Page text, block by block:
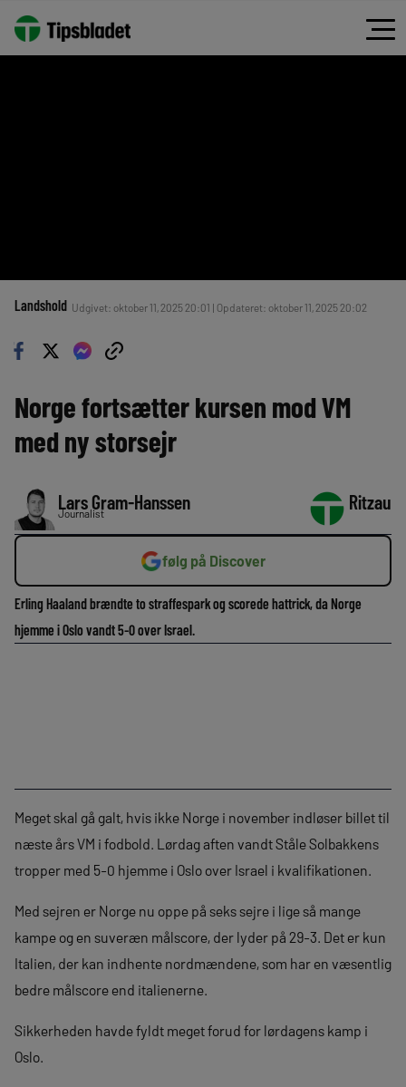
Landshold Udgivet: oktober 11, 2025 20:01 | Opdateret: oktober 11, 2025 20:02
Norge fortsætter kursen mod VM
med ny storsejr
Lars Gram-Hanssen
Journalist Ritzau
følg på Discover
Erling Haaland brændte to straffespark og scorede hattrick, da Norge
hjemme i Oslo vandt 5-0 over Israel.
Meget skal gå galt, hvis ikke Norge i november indløser billet til
næste års VM i fodbold. Lørdag aften vandt Ståle Solbakkens
tropper med 5-0 hjemme i Oslo over Israel i kvalifikationen.
Med sejren er Norge nu oppe på seks sejre i lige så mange
kampe og en suveræn målscore, der lyder på 29-3. Det er kun
Italien, der kan indhente nordmændene, som har en væsentlig
bedre målscore end italienerne.
Sikkerheden havde fyldt meget forud for lørdagens kamp i
Oslo.